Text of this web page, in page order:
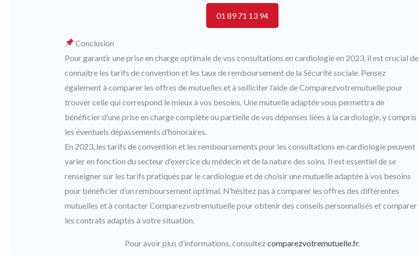
01 89 71 13 94
Conclusion
Pour garantir une prise en charge optimale de vos consultations en cardiologie en 2023, il est crucial de
connaître les tarifs de convention et les taux de remboursement de la Sécurité sociale. Pensez
également à comparer les offres de mutuelles et à solliciter l’aide de Comparezvotremutuelle pour
trouver celle qui correspond le mieux à vos besoins. Une mutuelle adaptée vous permettra de
bénéficier d’une prise en charge complète ou partielle de vos dépenses liées à la cardiologie, y compris
les éventuels dépassements d’honoraires.
En 2023, les tarifs de convention et les remboursements pour les consultations en cardiologie peuvent
varier en fonction du secteur d’exercice du médecin et de la nature des soins. Il est essentiel de se
renseigner sur les tarifs pratiqués par le cardiologue et de choisir une mutuelle adaptée à vos besoins
pour bénéficier d’un remboursement optimal. N’hésitez pas à comparer les offres des différentes
mutuelles et à contacter Comparezvotremutuelle pour obtenir des conseils personnalisés et comparer
les contrats adaptés à votre situation.
Pour avoir plus d’informations, consultezcomparezvotremutuelle.fr.